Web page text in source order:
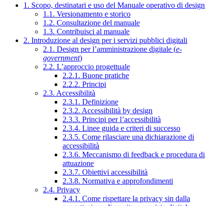
1. Scopo, destinatari e uso del Manuale operativo di design
1.1. Versionamento e storico
1.2. Consultazione del manuale
1.3. Contribuisci al manuale
2. Introduzione al design per i servizi pubblici digitali
2.1. Design per l’amministrazione digitale (e-
government)
2.2. L’approccio progettuale
2.2.1. Buone pratiche
2.2.2. Principi
2.3. Accessibilità
2.3.1. Definizione
2.3.2. Accessibilità by design
2.3.3. Principi per l’accessibilità
2.3.4. Linee guida e criteri di successo
2.3.5. Come rilasciare una dichiarazione di
accessibilità
2.3.6. Meccanismo di feedback e procedura di
attuazione
2.3.7. Obiettivi accessibilità
2.3.8. Normativa e approfondimenti
2.4. Privacy
2.4.1. Come rispettare la privacy sin dalla